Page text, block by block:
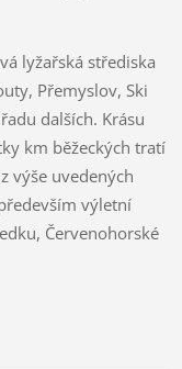
lyžařská střediska
Přemyslov, Ski
dalších. Krásu
km běžeckých tratí
výše uvedených
výletní
Červenohorské